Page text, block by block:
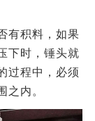
有积料，如果
下时，锤头就
过程中，必须
之内。